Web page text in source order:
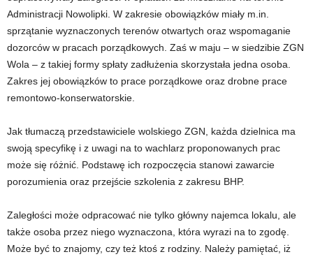
Administracji Nowolipki. W zakresie obowiązków miały m.in.
sprzątanie wyznaczonych terenów otwartych oraz wspomaganie
dozorców w pracach porządkowych. Zaś w maju – w siedzibie ZGN
Wola – z takiej formy spłaty zadłużenia skorzystała jedna osoba.
Zakres jej obowiązków to prace porządkowe oraz drobne prace
remontowo-konserwatorskie.
Jak tłumaczą przedstawiciele wolskiego ZGN, każda dzielnica ma
swoją specyfikę i z uwagi na to wachlarz proponowanych prac
może się różnić. Podstawę ich rozpoczęcia stanowi zawarcie
porozumienia oraz przejście szkolenia z zakresu BHP.
Zaległości może odpracować nie tylko główny najemca lokalu, ale
także osoba przez niego wyznaczona, która wyrazi na to zgodę.
Może być to znajomy, czy też ktoś z rodziny. Należy pamiętać, iż